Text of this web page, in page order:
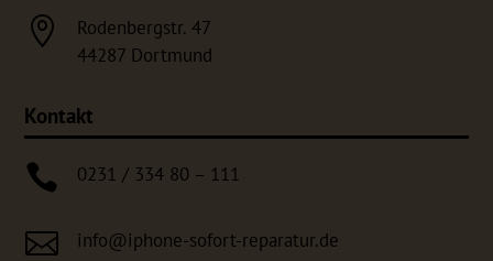

Rodenbergstr. 47
44287 Dortmund
Kontakt
 0231 / 334 80 – 111
 info@iphone-sofort-reparatur.de